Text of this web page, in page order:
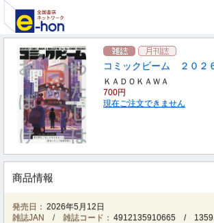
コミックビーム ２０２
ＫＡＤＯＫＡＷＡ
700円
現在ご注文できません
商品情報
発売日： 2026年5月12日
雑誌JAN / 雑誌コード： 4912135910665 /